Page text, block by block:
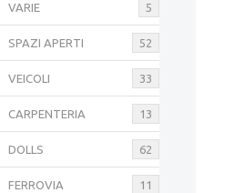
VARIE 5
SPAZI APERTI 52
VEICOLI 33
CARPENTERIA 13
DOLLS 62
FERROVIA 11